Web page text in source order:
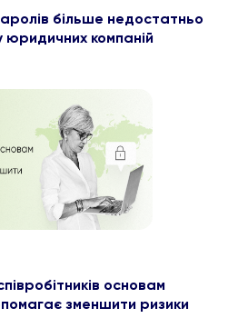
більше недостатньо
юридичних компаній
основам
зменшити ризики